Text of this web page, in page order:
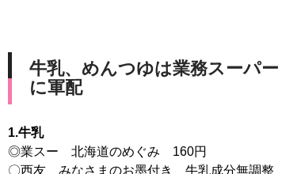
牛乳、めんつゆは業務スーパー
に軍配
1.牛乳
◎業スー 北海道のめぐみ 160円
〇西友 みなさまのお墨付き 牛乳成分無調整